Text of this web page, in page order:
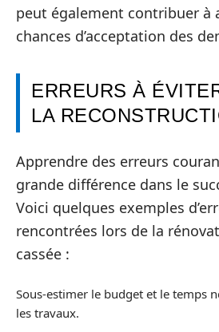
peut également contribuer à
chances d’acceptation des
ERREURS À
LA
Apprendre des erreurs
grande différence dans le
Voici quelques exemples
rencontrées lors de la
cassée :
Sous-estimer le budget et le temps
les travaux.